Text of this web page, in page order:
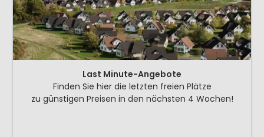
Last Minute-Angebote
Finden Sie hier die letzten freien Plätze
zu günstigen Preisen in den nächsten 4 Wochen!